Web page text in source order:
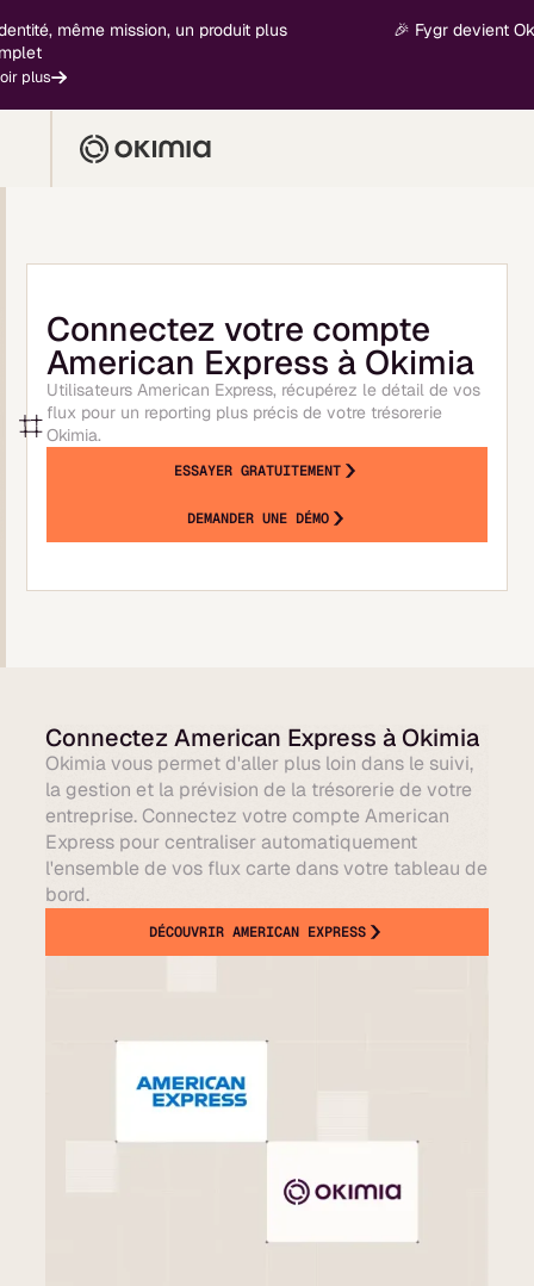
même mission, un produit plus
🎉 Fygr devient
Connectez votre compte
American Express à Okimia
Utilisateurs American Express, récupérez le détail de vos
flux pour un reporting plus précis de votre trésorerie
Okimia.
ESSAYER GRATUITEMENT
DEMANDER UNE DÉMO
Connectez American Express à Okimia
Okimia vous permet d'aller plus loin dans le suivi,
la gestion et la prévision de la trésorerie de votre
entreprise. Connectez votre compte American
Express pour centraliser automatiquement
l'ensemble de vos flux carte dans votre tableau de
bord.
DÉCOUVRIR AMERICAN EXPRESS